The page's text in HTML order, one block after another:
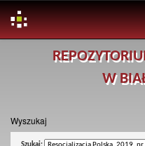
W
Wyszukaj